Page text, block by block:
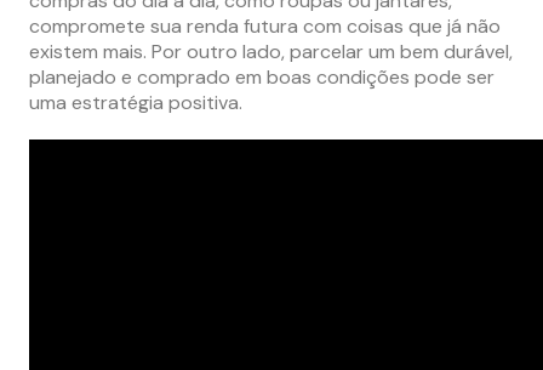
compromete sua renda futura com coisas que já não
existem mais. Por outro lado, parcelar um bem durável,
planejado e comprado em boas condições pode ser
uma estratégia positiva.